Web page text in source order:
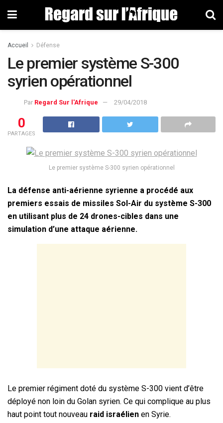
Accueil Défense
Le premier système S-300
syrien opérationnel
Par Regard Sur l'Afrique 29/04/2018
0
PARTAGES
Le premier système S-300 syrien opérationnel
La défense anti-aérienne syrienne a procédé aux
premiers essais de missiles Sol-Air du système S-300
en utilisant plus de 24 drones-cibles dans une
simulation d’une attaque aérienne.
Le premier régiment doté du système S-300 vient d’être
déployé non loin du Golan syrien. Ce qui complique au plus
haut point tout nouveau raid israélien en Syrie.